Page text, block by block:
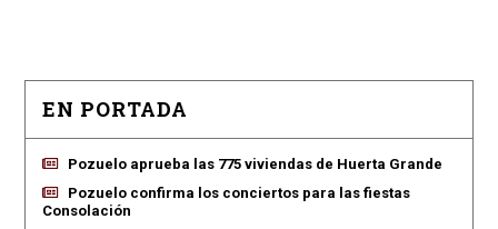
EN PORTADA
Pozuelo aprueba las 775 viviendas de Huerta Grande
Pozuelo confirma los conciertos para las fiestas
Consolación